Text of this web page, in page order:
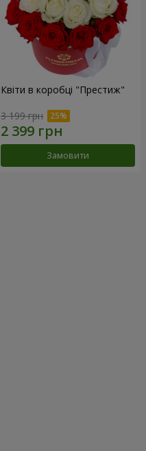
Квіти в коробці "Престиж"
3 199 грн
Замовити